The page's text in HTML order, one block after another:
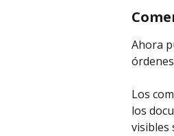
Ahora
Los
los
visibles